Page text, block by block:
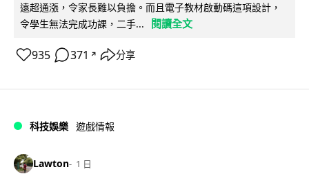
遠超通漲，令家長難以負擔。而且電子教材啟動碼這項設計，
令學生無法完成功課，二手...
閱讀全文
935 371 ↗ 分享
科技娛樂 遊戲情報
Lawton 1 日